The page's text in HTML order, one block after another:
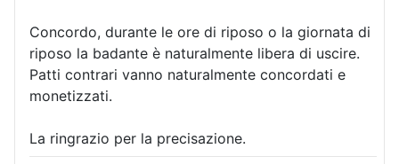
Concordo, durante le ore di riposo o la giornata di
riposo la badante è naturalmente libera di uscire.
Patti contrari vanno naturalmente concordati e
monetizzati.
La ringrazio per la precisazione.